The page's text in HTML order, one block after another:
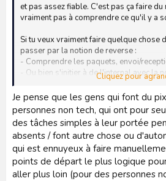
et pas assez fiable. C'est pas ça faire
vraiment pas à comprendre ce qu'il y a
Si tu veux vraiment faire quelque chose
passer par la notion de reverse :
- Comprendre les paquets, envoi/
- Ou bien s'initier à de l'internal avec la
mal l'AS dont pas sur non plus que
je vois pas pourquoi ce ne serait pas
Cliquez pour
Je pense que les gens qui font du
personnes non tech, qui ont pour
des tâches simples à leur portée
absents / font autre chose ou
qui est ennuyeux à faire
points de départ le plus logique
aller plus loin (pour des personnes